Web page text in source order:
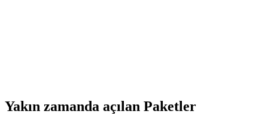
Yakın zamanda açılan Paketler